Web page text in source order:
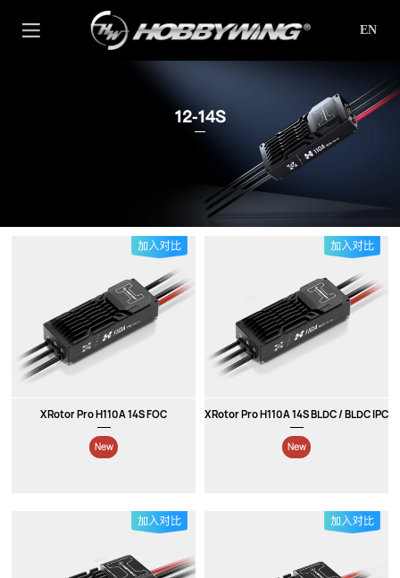
EN
12-14S
XRotor Pro H110A 14S FOC XRotor Pro H110A 14S BLDC / BLDC IPC